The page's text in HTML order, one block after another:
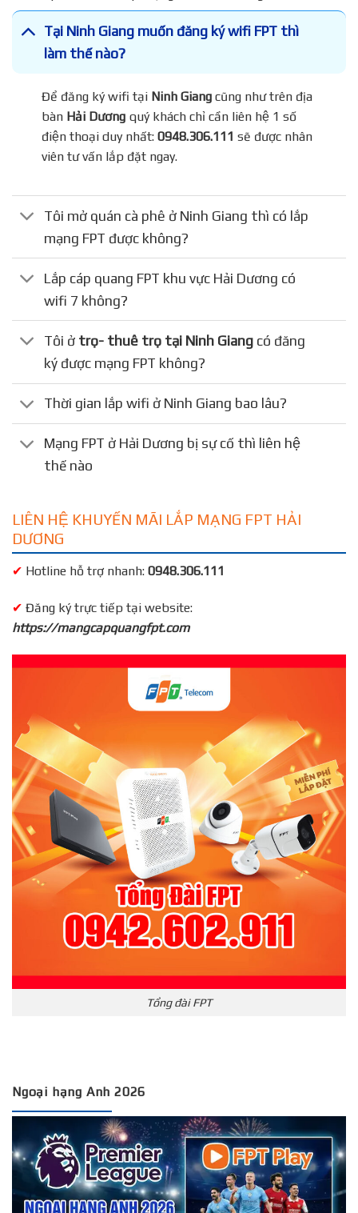
Tại Ninh Giang muốn đăng ký wifi FPT thì
làm thế nào?
Để đăng ký wifi tạiNinh Giangcũng như trên địa
bànHải Dươngquý khách chỉ cần liên hệ 1 số
điện thoại duy nhất:0948.306.111 sẽ được nhân
viên tư vấn lắp đặt ngay.
Tôi mở quán cà phê ở Ninh Giang thì có lắp
mạng FPT được không?
Lắp cáp quang FPT khu vực Hải Dương có
wifi 7 không?
Tôi ở trọ- thuê trọ tại Ninh Giang có đăng
ký được mạng FPT không?
Thời gian lắp wifi ở Ninh Giang bao lâu?
Mạng FPT ở Hải Dương bị sự cố thì liên hệ
thế nào
LIÊN HỆ KHUYẾN MÃI LẮP MẠNG FPT HẢI
DƯƠNG
✔ Hotline hỗ trợ nhanh: 0948.306.111
✔ Đăng ký trực tiếp tại website:
https://mangcapquangfpt.com
Tổng đài FPT
Ngoại hạng Anh 2026